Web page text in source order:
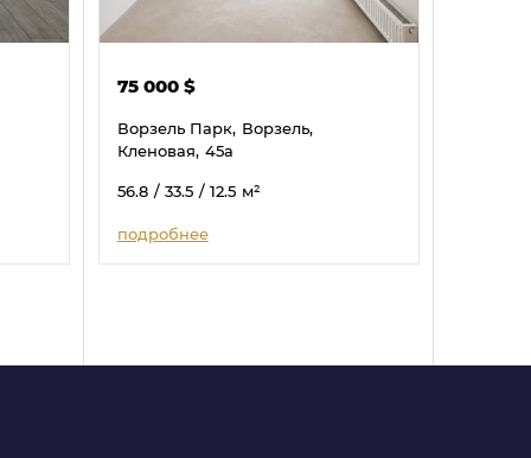
75 000 $
Ворзель Парк, Ворзель,
Кленовая, 45а
56.8 / 33.5 / 12.5 м²
подробнее